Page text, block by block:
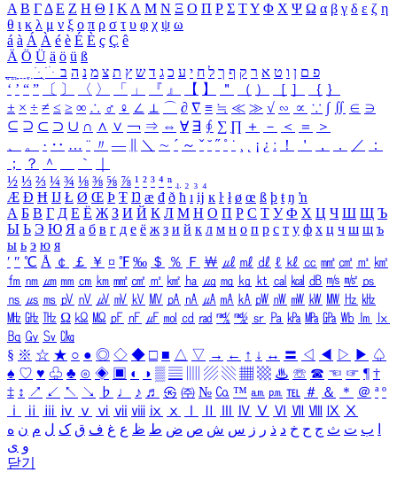
Α Β ΓΔ Ε Ζ Η Θ Ι ΚΛ Μ Ν Ξ Ο Π Ρ Σ ΤΥ Φ Χ Ψ Ω α β γ δ ε ζ η
θ ι κ λ μ ν ξ ο π ρ σ τ υ φ χ ψ ω
á à Á À é è É È ç Ç ê
Ä Ö Ü ä ö ü ß
ִֶֹ ֻּ ׁׂ פ ם ן ו ט א ר ק ף ך ל ח י ע כ ג ד ש ץ ת צ מ נ ה ב
‘ ’ “ ” 〔 〕 〈 〉 「 」 『 』 【 】 ＂ （ ） ［ ］ ｛ ｝
± × ÷ ≠ ≤ ≥ ∞ ∴ ♂ ♀ ∠ ⊥ ⌒ ∂ ∇ ≡ ≒ ≪ ≫ √ ∽ ∝ ∵ ∫ ∬ ∈ ∋
⊆ ⊇ ⊂ ⊃ ∪ ∩ ∧ ∨ ￢ ⇒ ⇔ ∀ ∃ ∮ ∑ ∏ ＋ － ＜ ＝
＞
、
。 · ‥ … ¨ 〃 ― ＼ ∼ ´ ～ ˇ ˘ ˝ ˚ ˙ ¸ ¡ ¿ ː ！ ＇ ， ． ／
：
；
？ ＾ ｀
½ ⅓ ⅔ ¼ ¾ ⅛ ⅜ ⅝ ⅞ ¹ ² ³ ⁴ ⁿ ₁ ₂ ₃ ₄
Æ Ð Ħ Ĳ Ł Ø Œ Þ Ŧ Ŋ æ đ ð ħ ı ĳ ĸ ŀ ł ø œ ß þ ŧ ŋ ŉ
А Б В Г Д Е Ё Ж З И Й К Л М Н О П Р С Т У Ф Х Ц Ч Ш Щ Ъ
Ы Ь Э Ю Я а б в г д е ё ж з и й к л м н о п р с т у ф х ц ч ш щ ъ
ы ь э ю я
′ ″ ℃ Å ￠ ￡ ￥ ¤ ℉ ‰ ＄ ％ Ｆ ￦ ㎕ ㎖ ㎗ ℓ ㎘ ㏄ ㎣ ㎤ ㎥ ㎦
㎙ ㎚ ㎛ ㎜ ㎝ ㎞ ㎟ ㎠ ㎡ ㎢ ㏊ ㎍ ㎎ ㎏ ㏏ ㎈ ㎉ ㏈ ㎧ ㎨ ㎰
㎱ ㎲ ㎳ ㎴ ㎵ ㎶ ㎷ ㎸ ㎹ ㎀ ㎁ ㎂ ㎃ ㎄ ㎺ ㎻ ㎽ ㎾ ㎿ ㎐ ㎑
㎒ ㎓ ㎔ Ω ㏀ ㏁ ㎊ ㎋ ㎌ ㏖ ㏅ ㎭ ㎮ ㎯ ㏛ ㎩ ㎪ ㎫ ㎬ ㏝ ㏐
㏓
㏃ ㏉ ㏜ ㏆
§ ※ ☆ ★ ○ ● ◎ ◇ ◆ □ ■ △ ▽ → ← ↑ ↓ ↔ 〓 ◁ ◀ ▷ ▶ ♤
♠ ♡ ♥ ♧ ♣ ⊙ ◈ ▣ ◐ ◑ ▒ ▤ ▨ ▧ ▦ ▩ ♨ ☏ ☎ ☜ ☞ ¶ †
‡ ↕ ↗ ↙ ↖ ↘ ♭ ♩ ♪ ♬ ㉿ ㈜ № ㏇ ™ ㏂ ㏘ ℡ ＃ ＆ ＊ ＠ ª º
ⅰ
ⅱ ⅲ ⅳ ⅴ ⅵ ⅶ ⅷ ⅸ ⅹ Ⅳ Ⅴ Ⅵ Ⅶ Ⅷ Ⅸ Ⅹ
ب ت ث ج ح خ د ذ ر ز س ش ص ض ط ظ ع غ ف ق ک ل م ن ه
و ی
닫기